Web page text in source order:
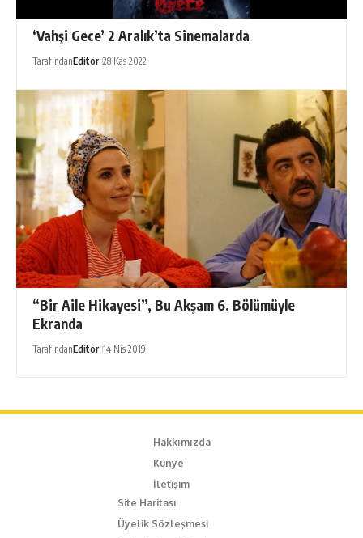
‘Vahşi Gece’ 2 Aralık’ta Sinemalarda
TarafındanEditör 28 Kas 2022
“Bir Aile Hikayesi”, Bu Akşam 6. Bölümüyle
Ekranda
TarafındanEditör 14 Nis 2019
Hakkımızda
Künye
İletişim
Site Haritası
Üyelik Sözleşmesi